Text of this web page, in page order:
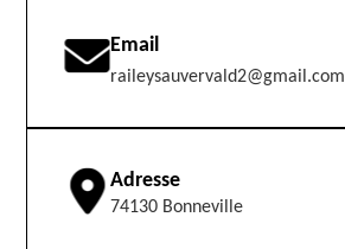
Email
raileysauvervald2@gmail.com
Adresse
74130 Bonneville